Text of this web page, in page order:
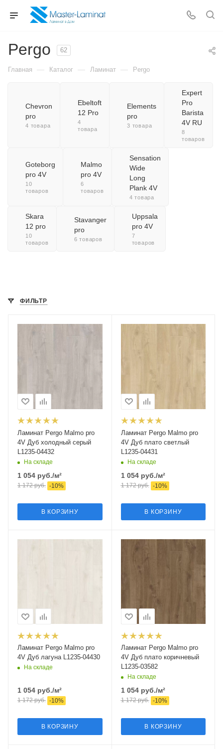
Pergo 62
Главная — Каталог — Ламинат — Pergo
Chevron
pro
4 товара
Ebeltoft
12 Pro
4
товара
Elements
pro
3 товара
Expert
Pro
Barista
4V RU
8
товаров
Goteborg
pro 4V
10
товаров
Malmo
pro 4V
6
товаров
Sensation
Wide
Long
Plank 4V
4 товара
Skara
12 pro
10
товаров
Stavanger
pro
6 товаров
Uppsala
pro 4V
7
товаров
ФИЛЬТР
Ламинат Pergo Malmo pro
4V Дуб холодный серый
L1235-04432
На складе
1 054 руб./м²
1 172руб. -10%
В КОРЗИНУ
Ламинат Pergo Malmo pro
4V Дуб плато светлый
L1235-04431
На складе
1 054руб./м²
1 172руб. -10%
В КОРЗИНУ
Ламинат Pergo Malmo pro
4V Дуб лагуна L1235-04430
На складе
1 054 руб./м²
1 172руб. -10%
В КОРЗИНУ
Ламинат Pergo Malmo pro
4V Дуб плато коричневый
L1235-03582
На складе
1 054руб./м²
1 172руб. -10%
В КОРЗИНУ